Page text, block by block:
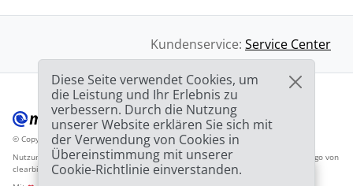
Kundenservice: Service Center
© Copyright 2012-2026 Mailbird™Alle Rechte vorbehalten.
Nutzungsbedingunen Datenschutzbestimmungen Inhaltsverzeichnis
Anbieter-Logo von
clearbit.com
Diese Seite verwendet Cookies, um
die Leistung und Ihr Erlebnis zu
verbessern. Durch die Nutzung
unserer Website erklären Sie sich mit
der Verwendung von Cookies in
Übereinstimmung mit unserer
Cookie-Richtlinie einverstanden.
🎉SPEZIAL ANGEBOT: